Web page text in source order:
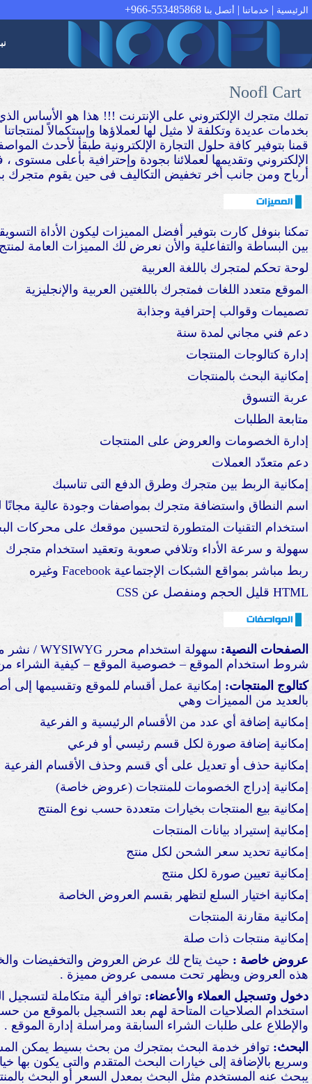
الرئيسية | خدماتنا | أتصل بنا
Noofl Cart
تملك متجرك الإلكتروني على الإنترنت !!! هذا هو الأساس
بخدمات عديدة وتكلفة لا مثيل لها لعملاؤها وإستكمالاً
قمنا بتوفير كافة حلول التجارة الإلكترونية طبقأ لأحدث
الإلكتروني وتقديمها لعملائنا بجودة وإحترافية بأعلى
أرباح ومن جانب أخر تخفيض التكاليف فى حين يقوم متجرك
تمكنا بنوفل كارت بتوفير أفضل المميزات ليكون الأداة
بين البساطة والتفاعلية والأن نعرض لك المميزات العامة
لوحة تحكم لمتجرك باللغة العربية
الموقع متعدد اللغات فمتجرك باللغتين العربية والإنجليزية
تصميمات وقوالب إحترافية وجذابة
دعم فني مجاني لمدة سنة
إدارة كتالوجات المنتجات
إمكانية البحث بالمنتجات
عربة التسوق
متابعة الطلبات
إدارة الخصومات والعروض على المنتجات
دعم متعدّد العملات
إمكانية الربط بين متجرك وطرق الدفع التى تناسبك
اسم النطاق واستضافة متجرك بمواصفات وجودة عالية مجانًا
استخدام التقنيات المتطورة لتحسين موقعك على محركات
سهولة و سرعة الأداء وتلافي صعوبة وتعقيد استخدام متجرك
ربط مباشر بمواقع الشبكات الإجتماعية Facebook وغيره
HTML قليل الحجم ومنفصل عن CSS
الصفحات النصية:
شروط استخدام الموقع – خصوصية الموقع – كيفية الشراء
كتالوج المنتجات: إمكانية عمل أقسام للموقع وتقسيمها إلى
بالعديد من المميزات وهي
إمكانية إضافة أي عدد من الأقسام الرئيسية و الفرعية
إمكانية إضافة صورة لكل قسم رئيسي أو فرعي
إمكانية حذف أو تعديل على أي قسم وحذف الأقسام الفرعية
إمكانية إدراج الخصومات للمنتجات (عروض خاصة)
إمكانية بيع المنتجات بخيارات متعددة حسب نوع المنتج
إمكانية إستيراد بيانات المنتجات
إمكانية تحديد سعر الشحن لكل منتج
إمكانية تعيين صورة لكل منتج
إمكانية اختيار السلع لتظهر بقسم العروض الخاصة
إمكانية مقارنة المنتجات
إمكانية منتجات ذات صلة
عروض خاصة : حيث يتاح لك عرض العروض والتخفيضات
هذه العروض ويظهر تحت مسمى عروض مميزة .
دخول وتسجيل العملاء والأعضاء: توافر ألية متكاملة
استخدام الصلاحيات المتاحة لهم بعد التسجيل بالموقع من
والإطلاع على طلبات الشراء السابقة ومراسلة إدارة الموقع .
البحث: توافر خدمة البحث بمتجرك من بحث بسيط يمكن
وسريع بالإضافة إلى خيارات البحث المتقدم والتى يكون
يبحث عنه المستخدم مثل البحث بمعدل السعر أو البحث